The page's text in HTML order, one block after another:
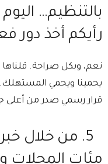
بالتنظيم…
رأيكم أخذ دور
⁠نعم، وبكل صراحة. قلناها
يحمينا ويحمي
قرار رسمي صدر من أعلى
5.⁠ ⁠من خلال
مئات المحلات